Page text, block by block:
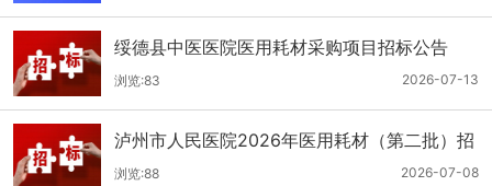
绥德县中医医院医用耗材采购项目招标公告
2026-07-13
浏览:83
泸州市人民医院2026年医用耗材（第二批）招
标公告
2026-07-08
浏览:88